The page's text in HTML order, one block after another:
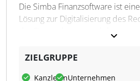
Die Simba Finanzsoftware ist
Lösung zur Digitalisierung des
Unternehmen und Kanzleien bei
ZIELGRUPPE
KanzleienUnternehmen